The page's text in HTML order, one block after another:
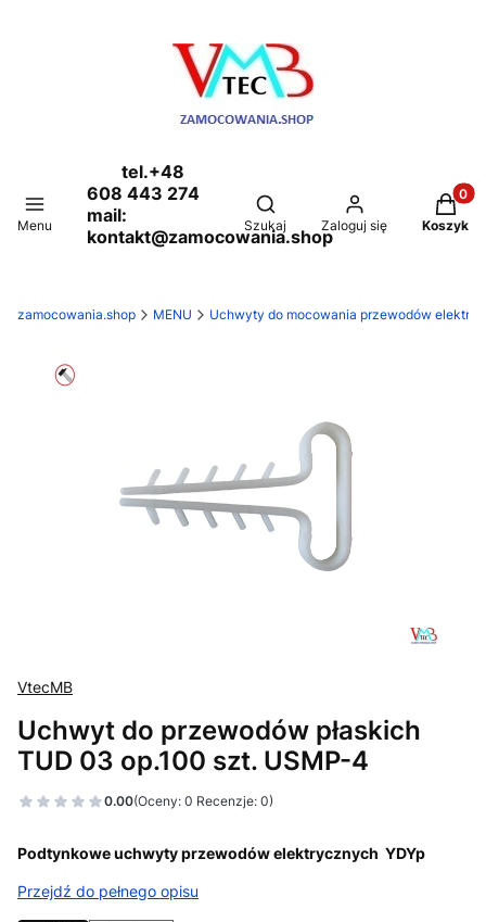
Menu
tel.+48
608 443 274
mail:
kontakt@zamocowania.shop
Otwórz wyszukiwarkę
Szukaj Zaloguj się Koszyk
zamocowania.shop MENU Uchwyty do mocowania przewodów
VtecMB
Uchwyt do przewodów płaskich
TUD 03 op.100 szt. USMP-4
0.00(Oceny: 0 Recenzje: 0)
Podtynkowe uchwyty przewodów elektrycznych YDYp
Przejdź do pełnego opisu